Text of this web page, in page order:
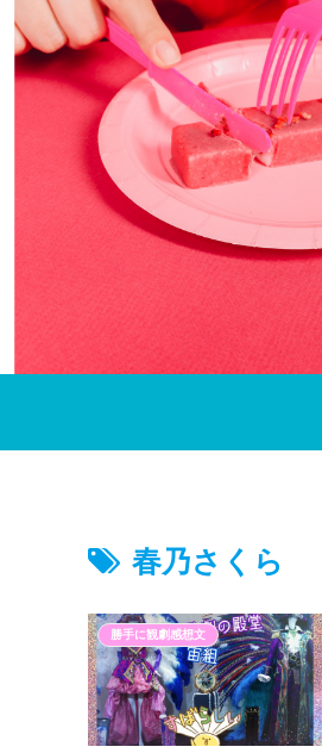
春乃さくら
勝手に観劇感想文